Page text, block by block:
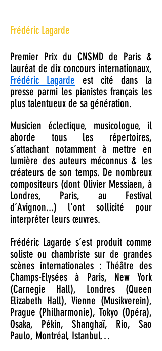
Frédéric Lagarde
Premier Prix du CNSMD de Paris &
lauréat de dix concours internationaux,
Frédéric Lagarde
est cité dans la
presse parmi les pianistes français les
plus talentueux de sa génération.
Musicien éclectique, musicologue, il
aborde tous les répertoires,
s’attachant notamment à mettre en
lumière des auteurs méconnus & les
créateurs de son temps. De nombreux
compositeurs (dont Olivier Messiaen, à
Londres, Paris, au Festival
d’Avignon...) l’ont sollicité pour
interpréter leurs œuvres.
Frédéric Lagarde s’est produit comme
soliste ou chambriste sur de grandes
scènes internationales : Théâtre des
Champs-Elysées à Paris, New York
(Carnegie Hall), Londres (Queen
Elizabeth Hall), Vienne (Musikverein),
Prague (Philharmonie), Tokyo (Opéra),
Osaka, Pékin, Shanghaï, Rio, Sao
Paulo, Montréal, Istanbul…